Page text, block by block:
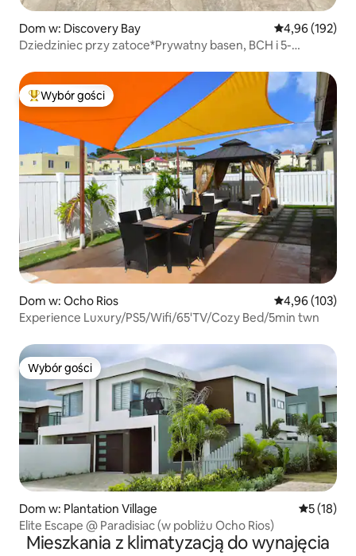
Dom w: Discovery Bay Średnia
4,96 (192)
Dziedziniec przy zatoce*Prywatny basen, BCH i 5-
Najpopularniejsze z kategorii Wybór gości
Wybór gości
Dom w: Ocho Rios Średnia
4,96 (103)
Experience Luxury/PS5/Wifi/65'TV/Cozy Bed/5min twn
Wybór gości
Wybór gości
Dom w: Plantation Village Średnia
5 (18)
Elite Escape @ Paradisiac (w pobliżu Ocho Rios)
Mieszkania z klimatyzacją do wynajęcia